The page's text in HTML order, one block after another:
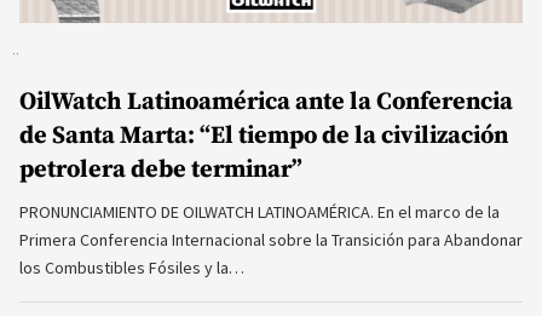
OilWatch Latinoamérica ante la Conferencia
de Santa Marta: “El tiempo de la civilización
petrolera debe terminar”
PRONUNCIAMIENTO DE OILWATCH LATINOAMÉRICA. En el marco de la
Primera Conferencia Internacional sobre la Transición para Abandonar
los Combustibles Fósiles y la…